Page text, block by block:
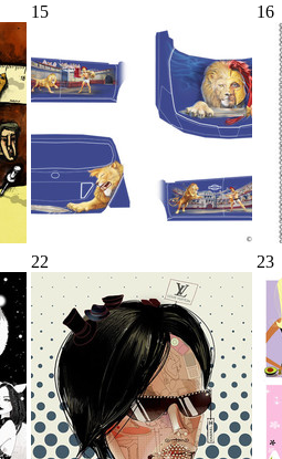
15 16
22 23